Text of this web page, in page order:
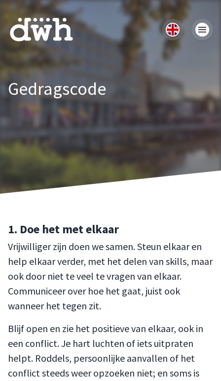
Gedragscode
1. Doe het met elkaar
Vrijwilliger zijn doen we samen. Steun elkaar en
help elkaar verder, met het delen van skills, maar
ook door niet te veel te vragen van elkaar.
Communiceer over hoe het gaat, juist ook
wanneer het tegen zit.
Blijf open en zie het positieve van elkaar, ook in
een conflict. Je hart luchten of iets uitpraten
helpt. Roddels, persoonlijke aanvallen of het
conflict steeds weer opzoeken niet; en soms is